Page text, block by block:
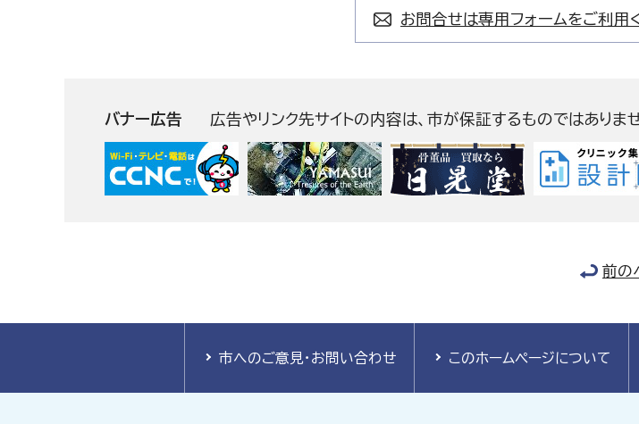
お問合せは専用フォームをご利用
バナー広告 広告やリンク先サイトの内容は、市が保証するものではありませ
前の
市へのご意見・お問い合わせ このホームページについて